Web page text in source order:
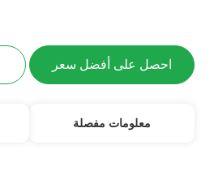
احصل على أفضل سعر
معلومات مفصلة